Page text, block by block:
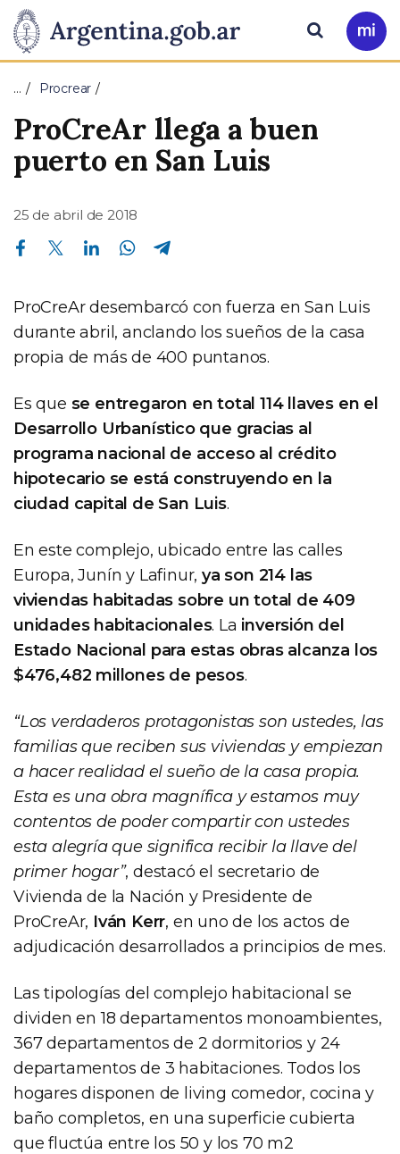
Presidencia
de
la
Nación
Pasar al contenido principal
Ir
a
Buscar
… Procrear
ProCreAr llega a buen
puerto en San Luis
25 de abril de 2018
Compartir en Facebook Compartir en Twitter Compartir en Linkedin Compartir en Whatsapp
ProCreAr desembarcó con fuerza en San Luis
durante abril, anclando los sueños de la casa
propia de más de 400 puntanos.
Es que se entregaron en total 114 llaves en el
Desarrollo Urbanístico que gracias al
programa nacional de acceso al crédito
hipotecario se está construyendo en la
ciudad capital de San Luis.
En este complejo, ubicado entre las calles
Europa, Junín y Lafinur,ya son 214 las
viviendas habitadas sobre un total de 409
unidades habitacionales. La inversión del
Estado Nacional para estas obras alcanza los
$476,482 millones de pesos.
“Los verdaderos protagonistas son ustedes, las
familias que reciben sus viviendas y empiezan
a hacer realidad el sueño de la casa propia.
Esta es una obra magnífica y estamos muy
contentos de poder compartir con ustedes
esta alegría que significa recibir la llave del
primer hogar”, destacó el secretario de
Vivienda de la Nación y Presidente de
ProCreAr, Iván Kerr, en uno de los actos de
adjudicación desarrollados a principios de mes.
Las tipologías del complejo habitacional se
dividen en 18 departamentos monoambientes,
367 departamentos de 2 dormitorios y 24
departamentos de 3 habitaciones. Todos los
hogares disponen de living comedor, cocina y
baño completos, en una superficie cubierta
que fluctúa entre los 50 y los 70 m2